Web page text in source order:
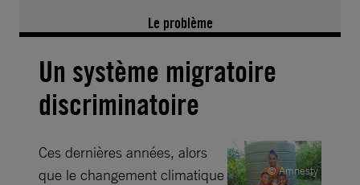
Le problème
Un système migratoire
discriminatoire
Ces dernières années, alors
que le changement climatique
© Amnesty